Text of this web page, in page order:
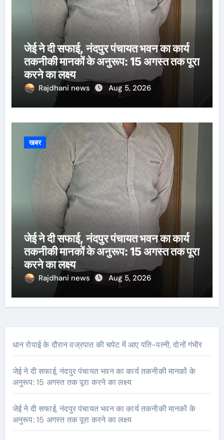
जेई ने दी सफाई, नंदपुर पंचायत भवन का कार्य
तकनीकी मानकों के अनुरूप: 15 अगस्त तक पूरा
करने का लक्ष्य
Rajdhani news Aug 5, 2026
खबर
जेई ने दी सफाई, नंदपुर पंचायत भवन का कार्य
तकनीकी मानकों के अनुरूप: 15 अगस्त तक पूरा
करने का लक्ष्य
Rajdhani news Aug 5, 2026
धान रोपाई के दौरान वज्रपात की चपेट में आए पति-पत्नी, दोनों गंभीर
जेई ने दी सफाई, नंदपुर पंचायत भवन का कार्य तकनीकी मानकों के
अनुरूप: 15 अगस्त तक पूरा करने का लक्ष्य
जेई ने दी सफाई, नंदपुर पंचायत भवन का कार्य तकनीकी मानकों के
अनुरूप: 15 अगस्त तक पूरा करने का लक्ष्य